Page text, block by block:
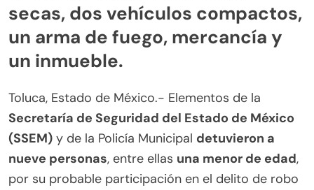
secas, dos vehículos compactos,
un arma de fuego, mercancía y
un inmueble.
Toluca, Estado de México.- Elementos de la
Secretaría de Seguridad del Estado de México
(SSEM) y de la Policía Municipal detuvieron a
nueve personas, entre ellas una menor de edad,
por su probable participación en el delito de robo